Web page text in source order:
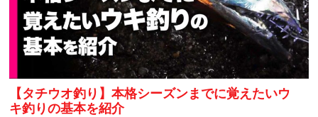
【タチウオ釣り】本格シーズンまでに覚えたいウ
キ釣りの基本を紹介